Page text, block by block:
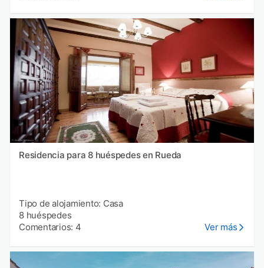
Residencia para 8 huéspedes en Rueda
Tipo de alojamiento: Casa
8 huéspedes
Comentarios: 4
Ver más